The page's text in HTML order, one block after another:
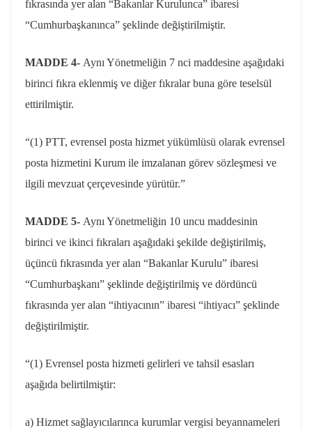
fıkrasında yer alan “Bakanlar Kurulunca” ibaresi
“Cumhurbaşkanınca” şeklinde değiştirilmiştir.
MADDE 4- Aynı Yönetmeliğin 7 nci maddesine aşağıdaki
birinci fıkra eklenmiş ve diğer fıkralar buna göre teselsül
ettirilmiştir.
“(1) PTT, evrensel posta hizmet yükümlüsü olarak evrensel
posta hizmetini Kurum ile imzalanan görev sözleşmesi ve
ilgili mevzuat çerçevesinde yürütür.”
MADDE 5- Aynı Yönetmeliğin 10 uncu maddesinin
birinci ve ikinci fıkraları aşağıdaki şekilde değiştirilmiş,
üçüncü fıkrasında yer alan “Bakanlar Kurulu” ibaresi
“Cumhurbaşkanı” şeklinde değiştirilmiş ve dördüncü
fıkrasında yer alan “ihtiyacının” ibaresi “ihtiyacı” şeklinde
değiştirilmiştir.
“(1) Evrensel posta hizmeti gelirleri ve tahsil esasları
aşağıda belirtilmiştir:
a) Hizmet sağlayıcılarınca kurumlar vergisi beyannameleri